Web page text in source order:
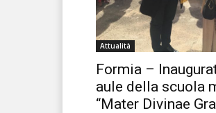
Attualità
Formia –
aule della scuola
“Mater Divinae